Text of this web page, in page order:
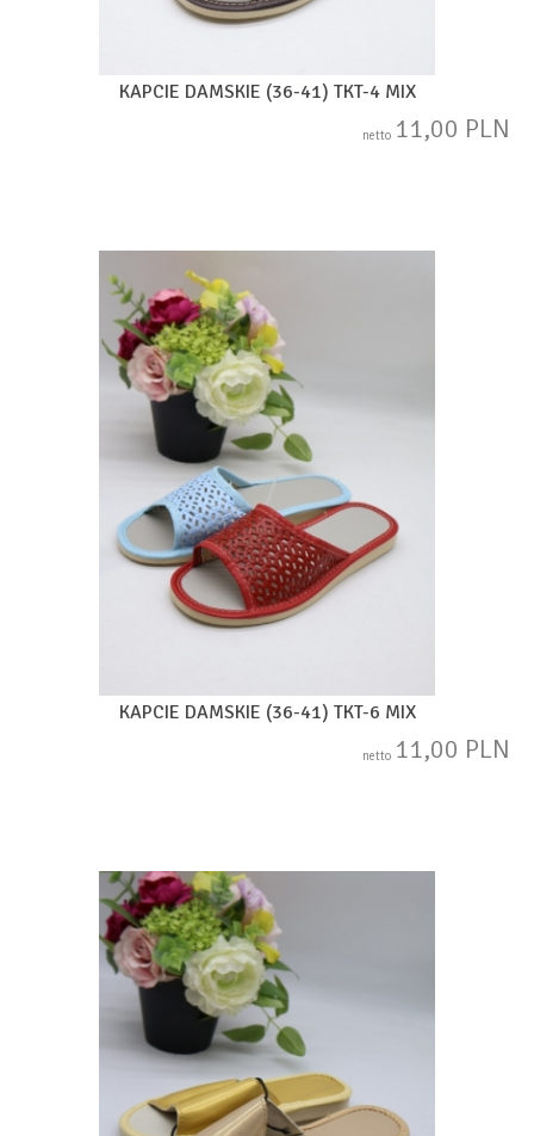
KAPCIE DAMSKIE (36-41) TKT-4 MIX
netto 11,00 PLN
KAPCIE DAMSKIE (36-41) TKT-6 MIX
netto 11,00 PLN